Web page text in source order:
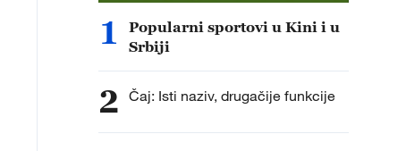
1
Popularni sportovi u Kini i u
Srbiji
2 Čaj: Isti naziv, drugačije funkcije